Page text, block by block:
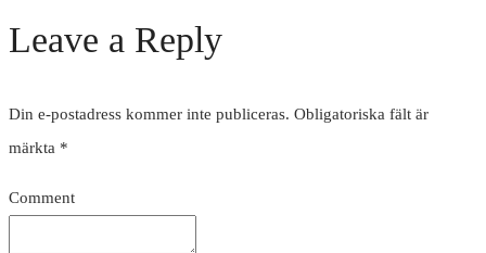
Leave a Reply
Din e-postadress kommer inte publiceras. Obligatoriska fält är
märkta *
Comment